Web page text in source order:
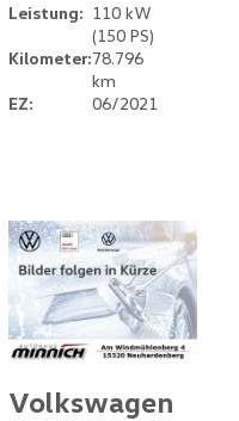
Leistung: 110 kW
(150 PS)
Kilometer:78.796
km
EZ:
06/2021
Volkswagen